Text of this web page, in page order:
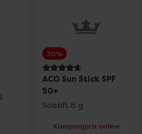
30%
4.7 av 5 i omdöme
ACO Sun Stick SPF
50+
Solstift 8 g
Kampanjpris online